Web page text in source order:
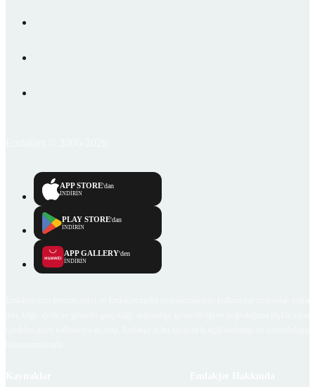
APP STORE'dan
İNDİRİN
PLAY STORE'dan
İNDİRİN
APP GALLERY'den
İNDİRİN